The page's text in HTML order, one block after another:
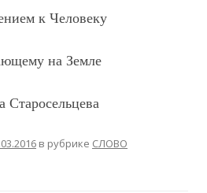
к Человеку
на Земле
Старосельцева
в рубрике СЛОВО